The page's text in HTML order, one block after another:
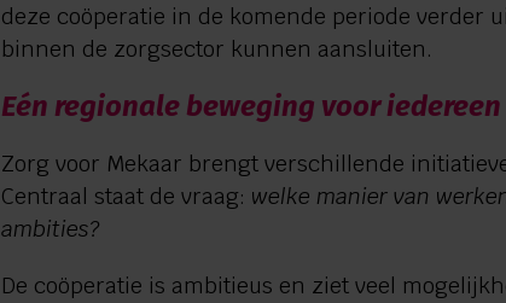
deze coöperatie in de komende periode verder
binnen de zorgsector kunnen aansluiten.
Eén regionale beweging voor
Zorg voor Mekaar brengt verschillende
Centraal staat de vraag: welke manier van
ambities?
De coöperatie is ambitieus en ziet veel